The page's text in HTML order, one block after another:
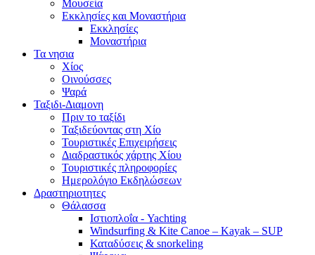
Μουσεία
Εκκλησίες και Μοναστήρια
Εκκλησίες
Μοναστήρια
Τα νησια
Χίος
Οινούσσες
Ψαρά
Ταξιδι-Διαμονη
Πριν το ταξίδι
Ταξιδεύοντας στη Χίο
Τουριστικές Επιχειρήσεις
Διαδραστικός χάρτης Χίου
Τουριστικές πληροφορίες
Ημερολόγιο Εκδηλώσεων
Δραστηριοτητες
Θάλασσα
Ιστιοπλοΐα - Yachting
Windsurfing & Kite Canoe – Kayak – SUP
Καταδύσεις & snorkeling